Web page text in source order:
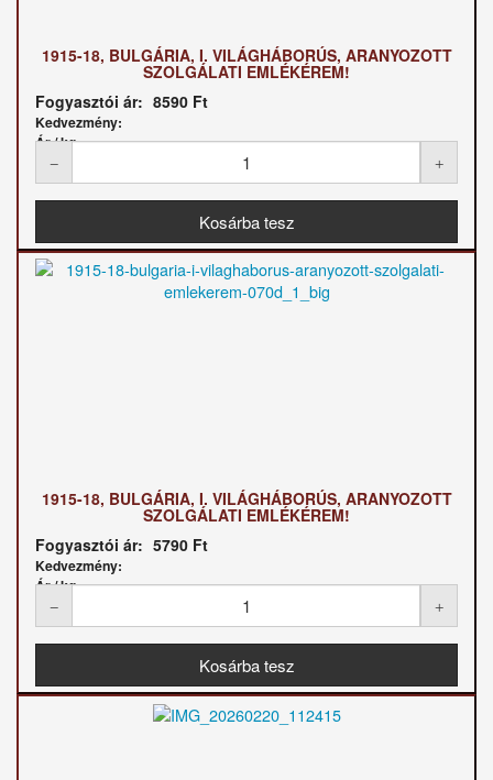
1915-18, BULGÁRIA, I. VILÁGHÁBORÚS, ARANYOZOTT
SZOLGÁLATI EMLÉKÉREM!
Fogyasztói ár: 8590 Ft
Kedvezmény:
Ár / kg:
1915-18, BULGÁRIA, I. VILÁGHÁBORÚS, ARANYOZOTT
SZOLGÁLATI EMLÉKÉREM!
Fogyasztói ár: 5790 Ft
Kedvezmény:
Ár / kg: